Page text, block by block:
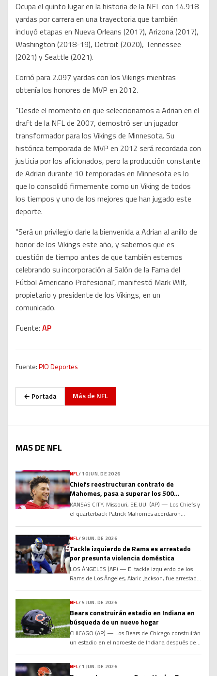
Ocupa el quinto lugar en la historia de la NFL con 14.918
yardas por carrera en una trayectoria que también
incluyó etapas en Nueva Orleans (2017), Arizona (2017),
Washington (2018-19), Detroit (2020), Tennessee
(2021) y Seattle (2021).
Corrió para 2.097 yardas con los Vikings mientras
obtenía los honores de MVP en 2012.
“Desde el momento en que seleccionamos a Adrian en el
draft de la NFL de 2007, demostró ser un jugador
transformador para los Vikings de Minnesota. Su
histórica temporada de MVP en 2012 será recordada con
justicia por los aficionados, pero la producción constante
de Adrian durante 10 temporadas en Minnesota es lo
que lo consolidó firmemente como un Viking de todos
los tiempos y uno de los mejores que han jugado este
deporte.
“Será un privilegio darle la bienvenida a Adrian al anillo de
honor de los Vikings este año, y sabemos que es
cuestión de tiempo antes de que también estemos
celebrando su incorporación al Salón de la Fama del
Fútbol Americano Profesional”, manifestó Mark Wilf,
propietario y presidente de los Vikings, en un
comunicado.
Fuente: AP
Fuente:PIO Deportes
← Portada Más de NFL
MAS DE NFL
NFL/ 10 JUN. DE 2026
Chiefs reestructuran contrato de
Mahomes, pasa a superar los 500
millones de dólares
KANSAS CITY, Missouri, EE.UU. (AP) — Los Chiefs y
el quarterback Patrick Mahomes acordaron
encima de los 500 millones de dólares, informó a
The Associated Press el miércoles una persona
familiarizada con los términos. La fuente habló
con la […]
NFL/9 JUN. DE 2026
Tackle izquierdo de Rams es arrestado
por presunta violencia doméstica
LOS ÁNGELES (AP) — El tackle izquierdo de los
Rams de Los Ángeles, Alaric Jackson, fue arrestado
Los Ángeles informó que Jackson fue arrestado
después de que los agentes acudieran a su casa en
el vecindario de West Hills, en […]
NFL/ 5 JUN. DE 2026
Bears construirán estadio en Indiana en
búsqueda de un nuevo hogar
CHICAGO (AP) — Los Bears de Chicago construirán
un estadio en el noroeste de Indiana después de
estableciera su nueva sede en Illinois se estancara
NFL/ 1 JUN. DE 2026